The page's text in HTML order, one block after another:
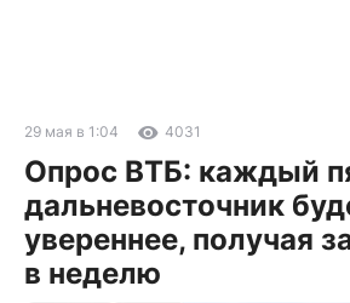
29 мая в 1:04 4031
Опрос ВТБ: каждый
дальневосточник
увереннее, получая
в неделю